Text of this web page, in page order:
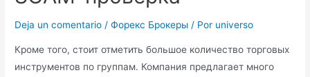
Deja un comentario /Форекс Брокеры / Por universo
Кроме того, стоит отметить большое количество торговых
инструментов по группам. Компания предлагает много